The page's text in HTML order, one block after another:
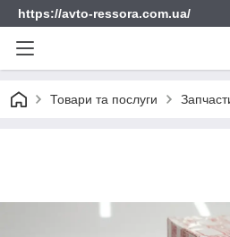
https://avto-ressora.com.ua/
Товари та послуги